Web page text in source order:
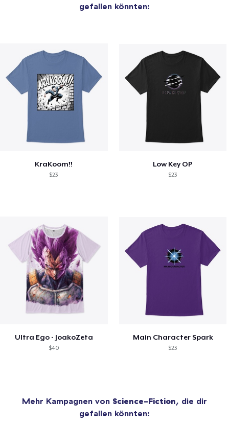
gefallen könnten:
KraKoom!!
$23
Low Key OP
$23
Ultra Ego - JoakoZeta
$40
Main Character Spark
$23
Mehr Kampagnen von Science-Fiction, die dir
gefallen könnten: